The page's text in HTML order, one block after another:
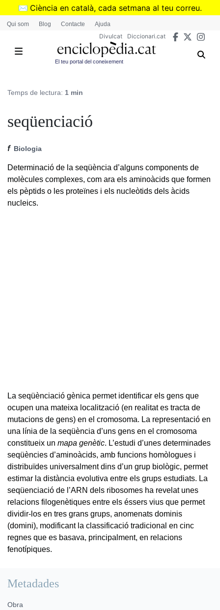
Vés
✉️ Ciència en català, cada setmana al teu correu.
➜Subscriu-te al butlletí de Divulcat
Qui som Blog Contacte Ajuda
Divulcat Diccionari.cat
El teu portal del coneixement
Temps de lectura: 1 min
seqüenciació
f Biologia
Determinació de la seqüència d’alguns components de
molècules complexes, com ara els aminoàcids que formen
els pèptids o les proteïnes i els nucleòtids dels àcids
nucleics.
La seqüènciació gènica permet identificar els gens que
ocupen una mateixa localització (en realitat es tracta de
mutacions de gens) en el cromosoma. La representació en
una línia de la seqüència d’uns gens en el cromosoma
constitueix un mapa genètic. L’estudi d’unes determinades
seqüències d’aminoàcids, amb funcions homòlogues i
distribuïdes universalment dins d’un grup biològic, permet
estimar la distància evolutiva entre els grups estudiats. La
seqüenciació de l’ARN dels ribosomes ha revelat unes
relacions filogenètiques entre els éssers vius que permet
dividir-los en tres grans grups, anomenats dominis
(domini), modificant la classificació tradicional en cinc
regnes que es basava, principalment, en relacions
fenotípiques.
Metadades
Obra